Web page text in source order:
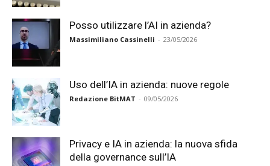
Posso utilizzare l’AI in azienda?
Massimiliano Cassinelli - 23/05/2026
Uso dell’IA in azienda: nuove regole
Redazione BitMAT - 09/05/2026
Privacy e IA in azienda: la nuova sfida
della governance sull’IA